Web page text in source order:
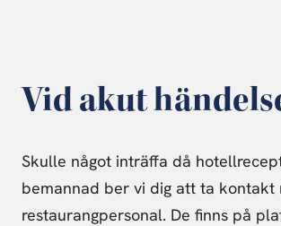
Vid akut
Skulle något inträffa då
bemannad ber vi dig att ta kontakt
restaurangpersonal. De finns på